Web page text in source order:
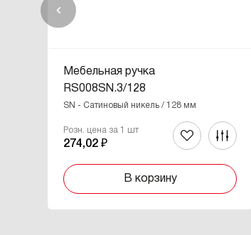
Мебельная ручка
RS008SN.3/128
SN - Cатиновый никель / 128 мм
Розн. цена за 1 шт
274,02 ₽
В корзину